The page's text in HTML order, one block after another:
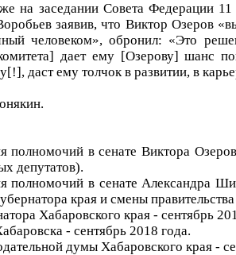
на заседании Совета Федерации
заявив, что Виктор Озеров
человеком», обронил: «Это
дает ему [Озерову] шанс
даст ему толчок в развитии, в
полномочий в сенате Виктора
депутатов).
полномочий в сенате Александра
края и смены
Хабаровского края - сентябрь
- сентябрь 2018 года.
думы Хабаровского края -